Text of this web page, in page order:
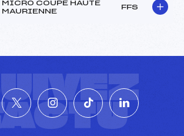
MICRO COUPE HAUTE
MAURIENNE
FFS